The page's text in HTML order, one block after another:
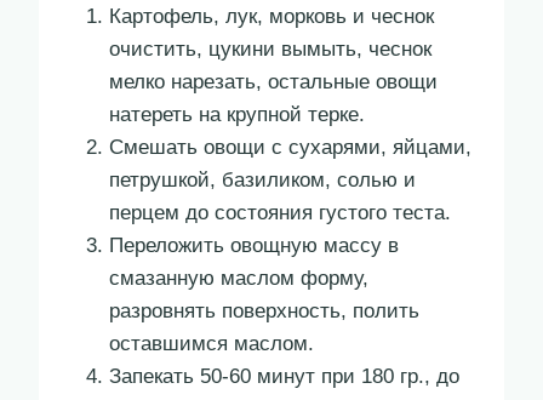
Картофель, лук, морковь и чеснок
очистить, цукини вымыть, чеснок
мелко нарезать, остальные овощи
натереть на крупной терке.
Смешать овощи с сухарями, яйцами,
петрушкой, базиликом, солью и
перцем до состояния густого теста.
Переложить овощную массу в
смазанную маслом форму,
разровнять поверхность, полить
оставшимся маслом.
Запекать 50-60 минут при 180 гр., до